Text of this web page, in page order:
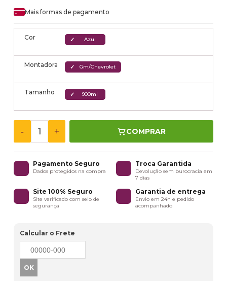
Mais formas de pagamento
Cor Azul
Montadora Gm/Chevrolet
Tamanho 900ml
- + COMPRAR
Pagamento Seguro
Dados protegidos na compra
Troca Garantida
Devolução sem burocracia em
7 dias
Site 100% Seguro
Site verificado com selo de
segurança
Garantia de entrega
Envio em 24h e pedido
acompanhado
Calcular o Frete